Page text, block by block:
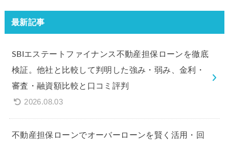
最新記事
SBIエステートファイナンス不動産担保ローンを徹底
検証。他社と比較して判明した強み・弱み、金利・
審査・融資額比較と口コミ評判
2026.08.03
不動産担保ローンでオーバーローンを賢く活用・回